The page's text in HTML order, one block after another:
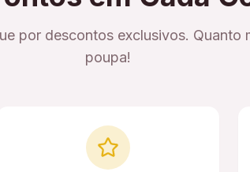
por descontos exclusivos. Quanto
poupa!